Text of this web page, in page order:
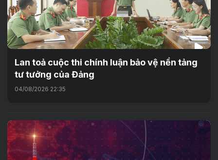
Lan toả cuộc thi chính luận bảo vệ nền tảng
tư tưởng của Đảng
04/08/2026 22:35